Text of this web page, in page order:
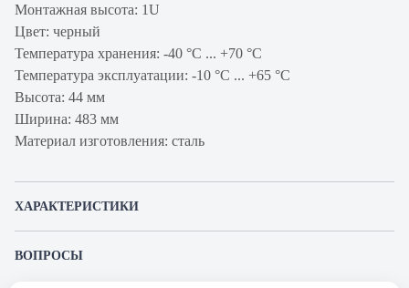
Монтажная высота: 1U
Цвет: черный
Температура хранения: -40 °C ... +70 °C
Температура эксплуатации: -10 °C ... +65 °C
Высота: 44 мм
Ширина: 483 мм
Материал изготовления: сталь
ХАРАКТЕРИСТИКИ
ВОПРОСЫ